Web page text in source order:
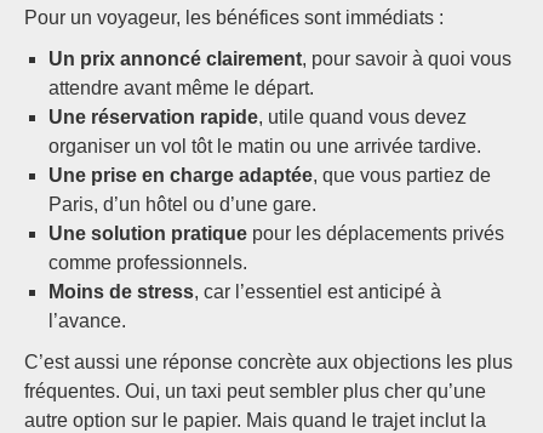
Pour un voyageur, les bénéfices sont immédiats :
Un prix annoncé clairement, pour savoir à quoi vous
attendre avant même le départ.
Une réservation rapide, utile quand vous devez
organiser un vol tôt le matin ou une arrivée tardive.
Une prise en charge adaptée, que vous partiez de
Paris, d’un hôtel ou d’une gare.
Une solution pratique pour les déplacements privés
comme professionnels.
Moins de stress, car l’essentiel est anticipé à
l’avance.
C’est aussi une réponse concrète aux objections les plus
fréquentes. Oui, un taxi peut sembler plus cher qu’une
autre option sur le papier. Mais quand le trajet inclut la